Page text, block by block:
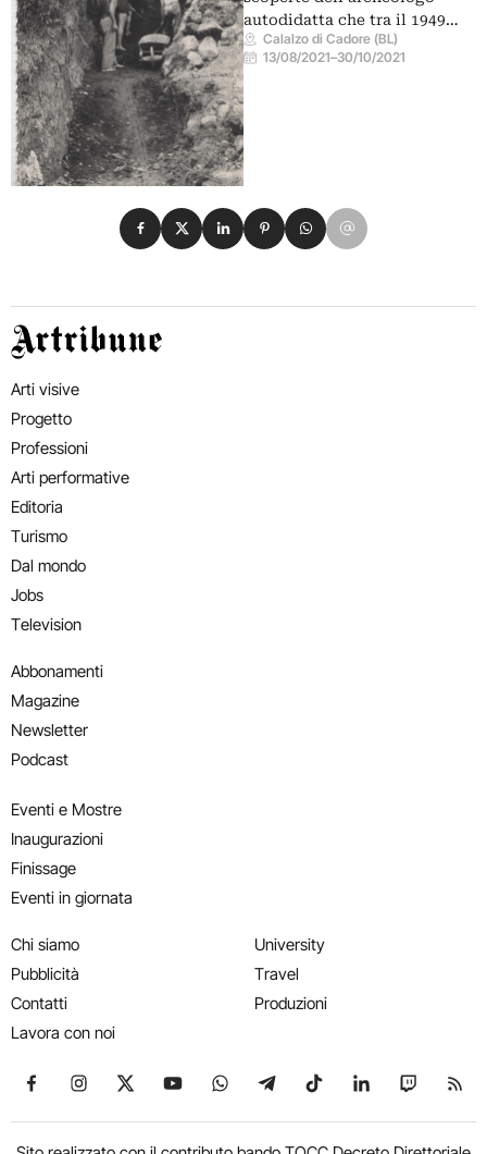
autodidatta che tra il 1949…
Calalzo di Cadore (BL)
13/08/2021–30/10/2021
Condividi su Facebook
Condividi su X
Condividi su LinkedIn
Condividi su Pinterest
Condividi su WhatsApp
Condividi su Email
Artribune
Arti visive
Progetto
Professioni
Arti performative
Editoria
Turismo
Dal mondo
Jobs
Television
Abbonamenti
Magazine
Newsletter
Podcast
Eventi e Mostre
Inaugurazioni
Finissage
Eventi in giornata
Chi siamo
Pubblicità
Contatti
Lavora con noi
University
Travel
Produzioni
Seguici su Facebook
Seguici su Instagram
Seguici su X
Seguici su YouTube
Seguici su WhatsApp
Seguici su Telegram
Seguici su TikTok
Seguici su
Seguici